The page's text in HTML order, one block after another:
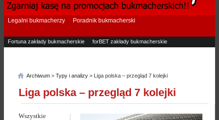
Legalni bukmacherzy Poradnik bukmacherski
Fortuna zakłady bukmacherskie
forBET zakłady bukmacherskie
Archiwum > Typy i analizy > Liga polska – przegląd 7 kolejki
Liga polska – przegląd 7 kolejki
Wszystkie